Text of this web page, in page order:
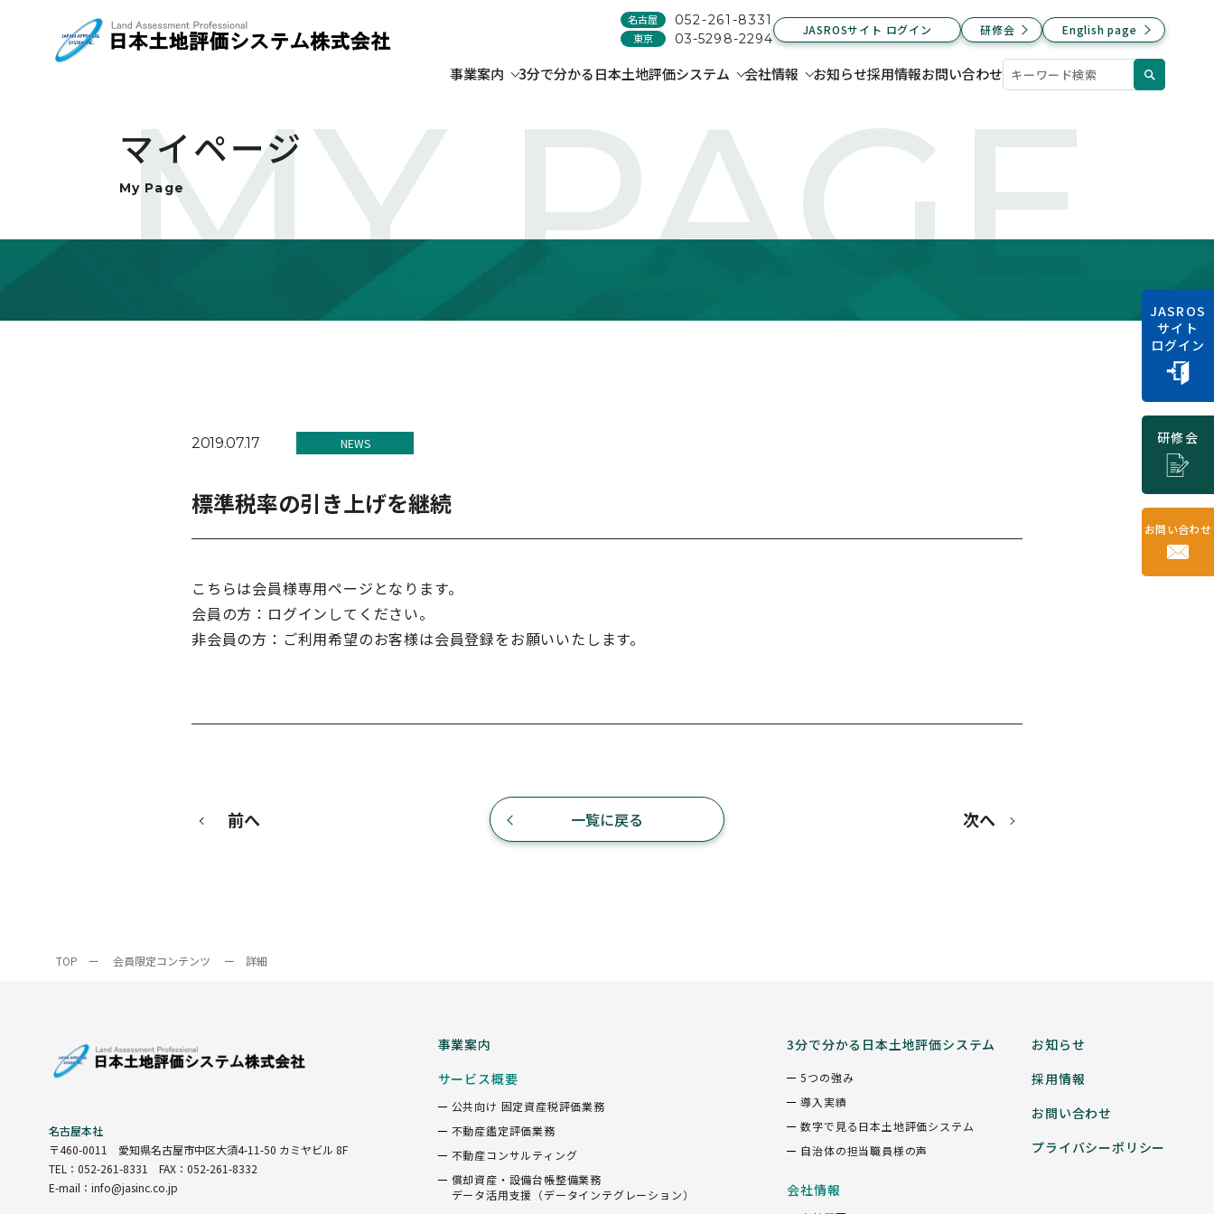
名古屋 052-261-8331
東京 03-5298-2294
JASROSサイト ログイン 研修会 English page
事業案内 3分で分かる日本土地評価システム 会社情報 お知らせ採用情報お問い合わせ
JASROS
サイト
ログイン
研修会
お問い合わせ
MY PAGE
マイページ
My Page
2019.07.17 NEWS
標準税率の引き上げを継続
こちらは会員様専用ページとなります。
会員の方：ログインしてください。
非会員の方：ご利用希望のお客様は会員登録をお願いいたします。
前へ 一覧に戻る 次へ
TOP ー 会員限定コンテンツ ー 詳細
名古屋本社
〒460-0011 愛知県名古屋市中区大須4-11-50 カミヤビル 8F
TEL：052-261-8331 FAX：052-261-8332
E-mail：info@jasinc.co.jp
事業案内
サービス概要
公共向け 固定資産税評価業務
不動産鑑定評価業務
不動産コンサルティング
償却資産・設備台帳整備業務
データ活用支援（データインテグレーション）
3分で分かる日本土地評価システム
5つの強み
導入実績
数字で見る日本土地評価システム
自治体の担当職員様の声
会社情報
お知らせ
採用情報
お問い合わせ
プライバシーポリシー